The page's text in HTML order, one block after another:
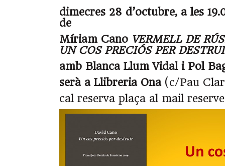
dimecres 28 d’octubre, a les
de
Míriam Cano VERMELL DE
UN COS PRECIÓS PER
amb Blanca Llum Vidal i Pol
serà a Llibreria Ona(c/Pau
cal reserva plaça al mail